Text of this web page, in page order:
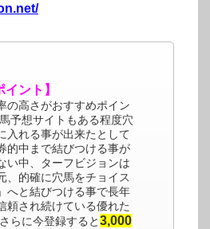
イント】
の高さがおすすめポイン
予想サイトもある程度穴
入れる事が出来たとして
的中まで結びつける事が
い中、ターフビジョンは
、的確に穴馬をチョイス
へと結びつける事で長年
頼され続けている優れた
らに今登録すると3,000